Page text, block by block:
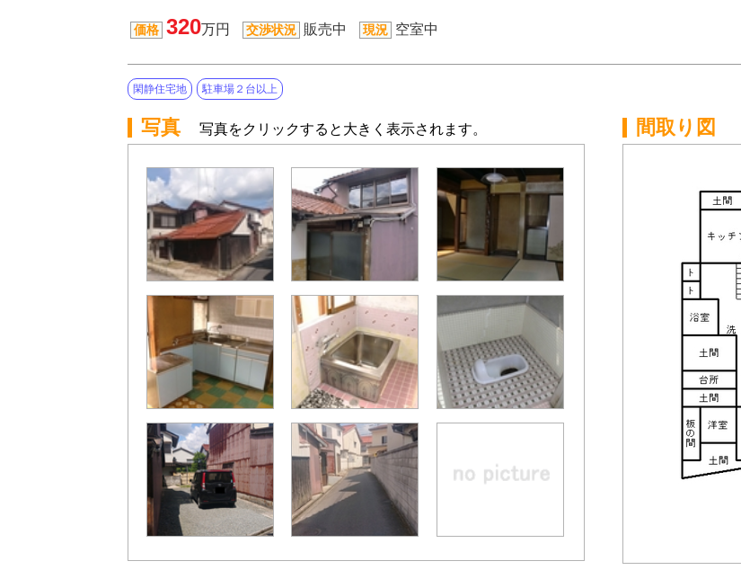
価格 320万円 交渉状況 販売中 現況 空室中
閑静住宅地 駐車場２台以上
写真 写真をクリックすると大きく表示されます。 間取り図